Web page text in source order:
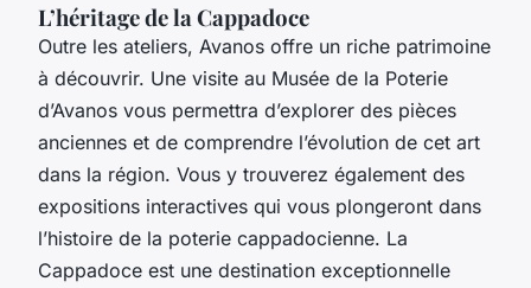
L’héritage de la Cappadoce
Outre les ateliers, Avanos offre un riche patrimoine
à découvrir. Une visite au Musée de la Poterie
d’Avanos vous permettra d’explorer des pièces
anciennes et de comprendre l’évolution de cet art
dans la région. Vous y trouverez également des
expositions interactives qui vous plongeront dans
l’histoire de la poterie cappadocienne. La
Cappadoce est une destination exceptionnelle